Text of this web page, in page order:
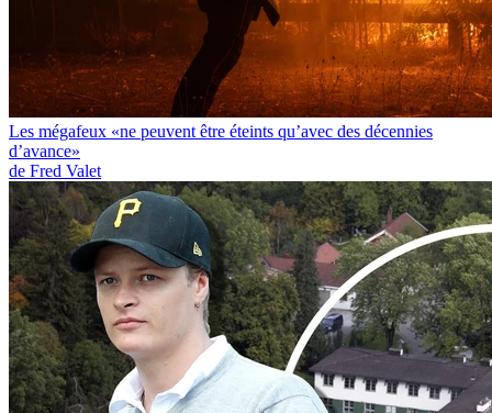
Les mégafeux «ne peuvent être éteints qu’avec des décennies
d’avance»
de Fred Valet